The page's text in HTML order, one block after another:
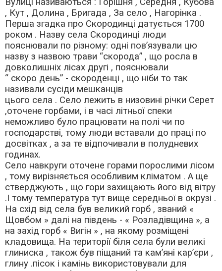
, Кут , Долина , Бригада , За село , Нагорінка .
Перша згадка про Скородинці датується 1700
роком . Назву села Скородинці люди
пояснювали по різному: одні пов’язували цю
назву з назвою трави “скорода” , що росла в
довколишніх лісах другі , пояснювали
“ скоро день” - скороденці , що ніби то так
називали сусіди мешканців
цього села . Село лежить в низовині річки Серет
,оточене горбами, і в часі літньої спеки
неможливо було працювати на полі чи по
господарстві, тому люди вставали до праці по
досвітках , а за те відпочивали в полудневих
годинах.
Село навкруги оточене горами порослими лісом
, тому вирізняється особливим кліматом . А ще
стверджують , що гори захищають його від вітру
.І тому температура тут вище середньої в окрузі .
На схід від села був великий горб , званий «
Щовбом » далі на південь - « Розладівщина », а
на захід горб « Вигін » , на якому розміщені
кладовища. На території біля села були великі
глиниска , також був піщаний та кам’яні кар’єри ,
глину .пісок і камінь використовували для